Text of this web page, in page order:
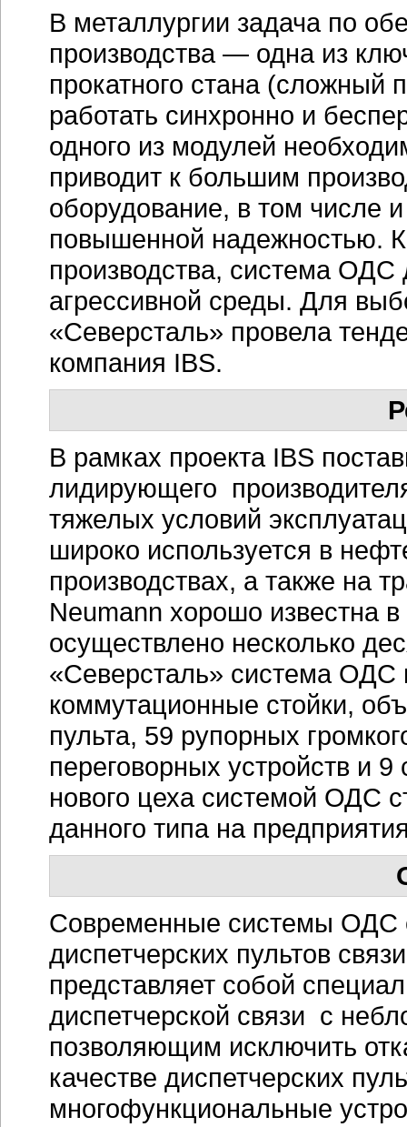
В металлургии задача по
производства — одна из
прокатного стана
работать синхронно и
одного из модулей
приводит к большим
оборудование, в том числе
повышенной надежностью.
производства, система
агрессивной среды. Для
«Северсталь» провела
компания IBS.
В рамках проекта IBS
лидирующего
тяжелых условий
широко используется в
производствах, а также на
Neumann хорошо известна
осуществлено несколько
«Северсталь» система ОДС
коммутационные стойки,
пульта, 59 рупорных
переговорных устройств и
нового цеха системой ОДС
данного типа на
Современные системы ОДС
диспетчерских пультов
представляет собой
диспетчерской связи с
позволяющим исключить
качестве диспетчерских
многофункциональные